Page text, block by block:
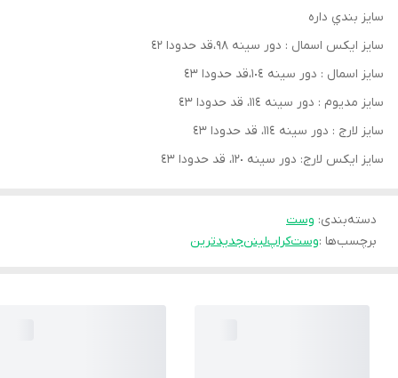
سايز بندي داره
سايز ايكس اسمال : دور سينه ٩٨،قد حدودا ٤٢
سايز اسمال : دور سينه ١٠٤،قد حدودا ٤٣
سايز مديوم : دور سينه ١١٤، قد حدودا ٤٣
سايز لارج : دور سينه ١١٤، قد حدودا ٤٣
سايز ايكس لارج: دور سينه ١٢٠، قد حدودا ٤٣
دسته‌بندی: وست
برچسب‌ها :وستكراپليننجديدترين